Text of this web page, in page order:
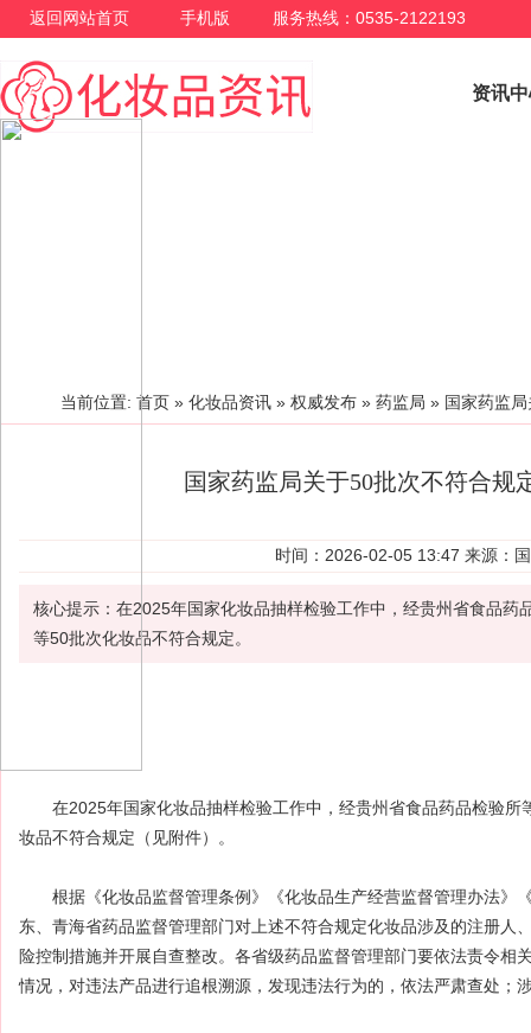
返回网站首页 手机版 服务热线：0535-2122193
资讯
当前位置: 首页 » 化妆品资讯 » 权威发布 » 药监局 » 国家药监
国家药监局关于50批次不符合规
时间：2026-02-05 13:47 来源：
核心提示：在2025年国家化妆品抽样检验工作中，经贵州省食品
等50批次化妆品不符合规定。
在2025年国家化妆品抽样检验工作中，经贵州省食品药品检验所
妆品不符合规定（见附件）。
根据《化妆品监督管理条例》《化妆品生产经营监督管理办法》
东、青海省药品监督管理部门对上述不符合规定化妆品涉及的注册
险控制措施并开展自查整改。各省级药品监督管理部门要依法责令
情况，对违法产品进行追根溯源，发现违法行为的，依法严肃查处；